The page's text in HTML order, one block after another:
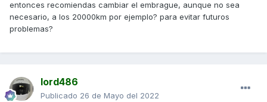
entonces recomiendas cambiar el embrague, aunque no sea
necesario, a los 20000km por ejemplo? para evitar futuros
problemas?
lord486
Publicado 26 de Mayo del 2022